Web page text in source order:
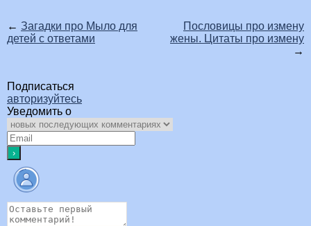
← Загадки про Мыло для
детей с ответами
Пословицы про измену
жены. Цитаты про измену
→
Подписаться
авторизуйтесь
Уведомить о